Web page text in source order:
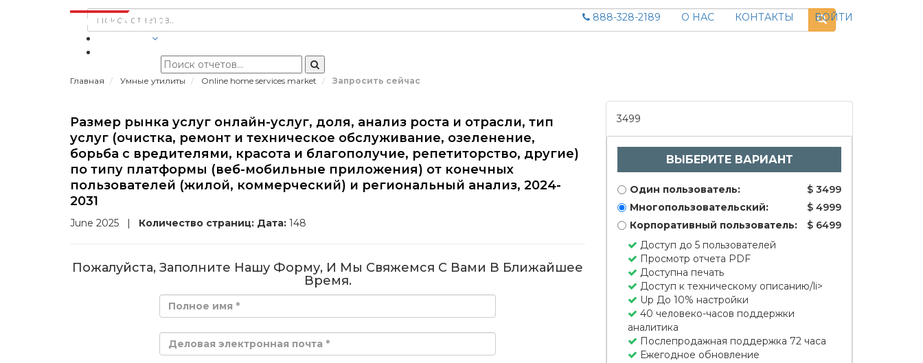
888-328-2189 О НАС КОНТАКТЫ
ВОЙТИ
Главная Умные утилиты Online home services market Запросить сейчас
Размер рынка услуг онлайн-услуг, доля, анализ роста и отрасли, тип
услуг (очистка, ремонт и техническое обслуживание, озеленение,
борьба с вредителями, красота и благополучие, репетиторство, другие)
по типу платформы (веб-мобильные приложения) от конечных
пользователей (жилой, коммерческий) и региональный анализ, 2024-
2031
June 2025 | Количество страниц: Дата: 148
Пожалуйста, Заполните Нашу Форму, И Мы Свяжемся С Вами В Ближайшее
Время.
3499
ВЫБЕРИТЕ ВАРИАНТ
Один пользователь:
$ 3499
Многопользовательский:
$ 4999
Корпоративный пользователь:
$ 6499
Доступ до 5 пользователей
Просмотр отчета PDF
Доступна печать
Доступ к техническому описанию/li>
Up До 10% настройки
40 человеко-часов поддержки
аналитика
Послепродажная поддержка 72 часа
Ежегодное обновление